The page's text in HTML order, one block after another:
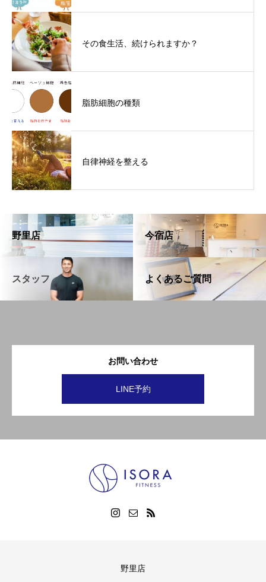
その食生活、続けられますか？
脂肪細胞の種類
自律神経を整える
野里店 今宿店
スタッフ よくあるご質問
お問い合わせ
LINE予約
野里店